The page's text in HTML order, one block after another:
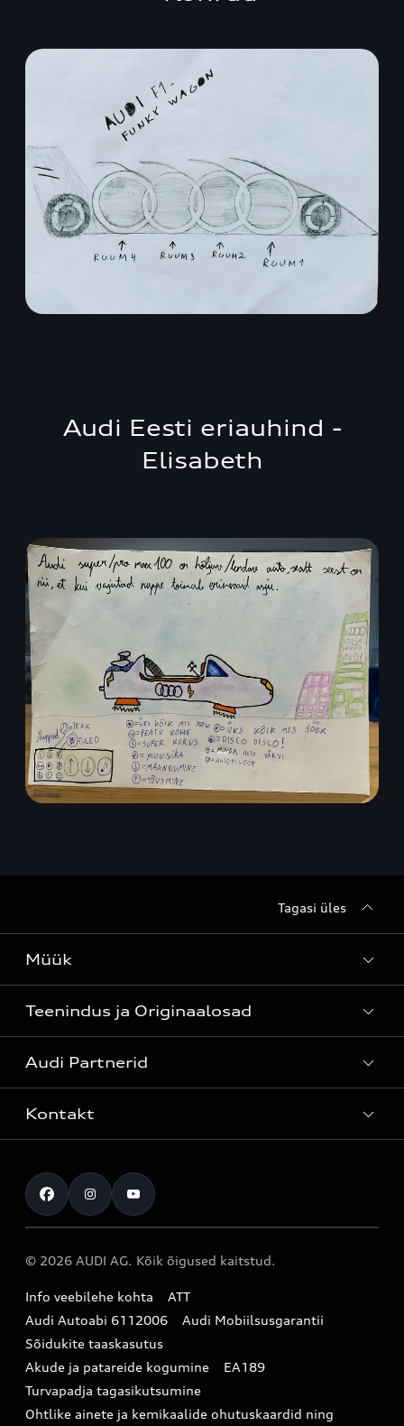
Audi Eesti eriauhind -
Elisabeth
Tagasi üles
Müük
Kõik mudelid
Laoautod
Müügikampaaniad
Audi Liising 1%
Audi konfiguraator (konfiguraator on inglisekeelne)
Teenindus ja Originaalosad
Teenindus
Originaalosad
Garantiitingimused
Audi Partnerid
Audi Tallinn
Pärnu esindus
Audi Tartu
Kontakt
Kontakt
Registreeru proovisõidule
Broneeri teenindus
Infopäring
Audi uudised
myAudi
Uudiskiri
© 2026 AUDI AG. Kõik õigused kaitstud.
Info veebilehe kohta
ATT
Audi Autoabi 6112006
Audi Mobiilsusgarantii
Sõidukite taaskasutus
Akude ja patareide kogumine
EA189
Turvapadja tagasikutsumine
Ohtlike ainete ja kemikaalide ohutuskaardid ning